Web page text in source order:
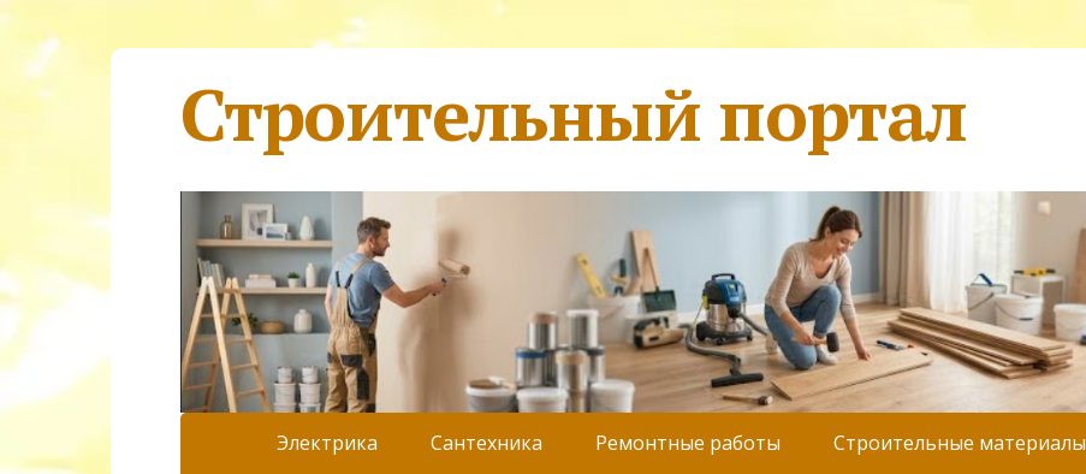
Строительный портал
Электрика Сантехника Ремонтные работы Строительные материалы